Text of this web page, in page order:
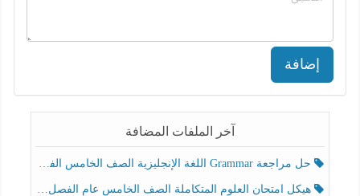
إضافة
آخر الملفات المضافة
حل مراجعة Grammar اللغة الإنجليزية الصف الخامس الفصل الثالث
هيكل امتحان العلوم المتكاملة الصف الخامس عام الفصل الدراسي الثالث 2025-2026